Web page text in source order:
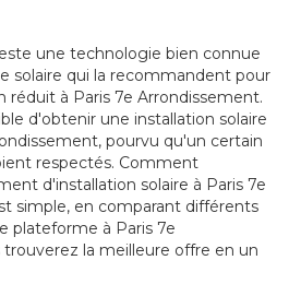
une technologie bien connue
solaire qui la recommandent pour
réduit à Paris 7e Arrondissement.
d'obtenir une installation solaire
pourvu qu'un certain
respectés. Comment
d'installation solaire à Paris 7e
simple, en comparant différents
plateforme à Paris 7e
la meilleure offre en un